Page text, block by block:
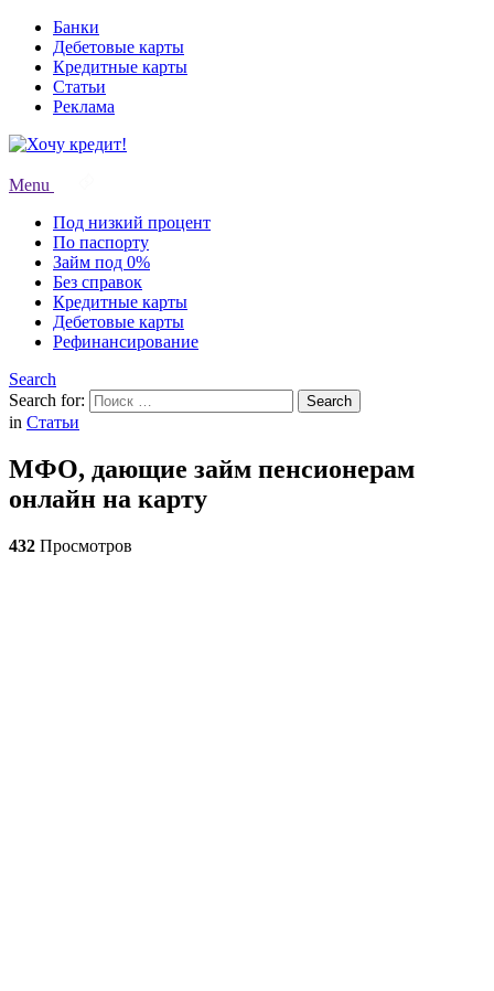
Банки
Дебетовые карты
Кредитные карты
Статьи
Реклама
Menu
Под низкий процент
По паспорту
Займ под 0%
Без справок
Кредитные карты
Дебетовые карты
Рефинансирование
Search
Search for:
Search
in Статьи
МФО, дающие займ пенсионерам
онлайн на карту
432 Просмотров